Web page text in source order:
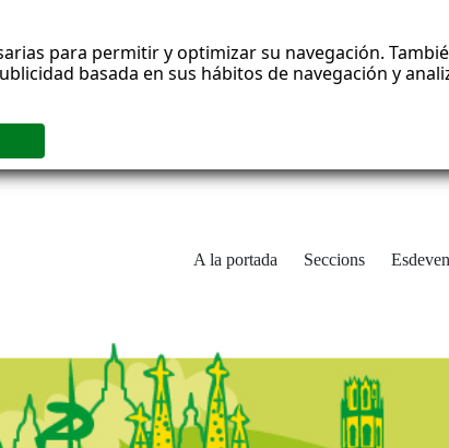
para permitir y optimizar su navegación.
basada en sus hábitos de navegación y
A la portada Seccions